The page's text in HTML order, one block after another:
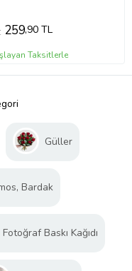
259,90 TL
Taksitlerle
Güller
Bardak
Fotoğraf Baskı Kağıdı